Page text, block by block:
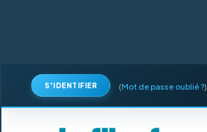
S'IDENTIFIER (Mot de passe oublié ?)